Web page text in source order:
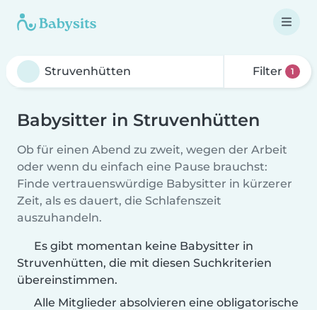
Filter 1
Babysitter in Struvenhütten
Ob für einen Abend zu zweit, wegen der Arbeit
oder wenn du einfach eine Pause brauchst:
Finde vertrauenswürdige Babysitter in kürzerer
Zeit, als es dauert, die Schlafenszeit
auszuhandeln.
Es gibt momentan keine Babysitter in
Struvenhütten, die mit diesen Suchkriterien
übereinstimmen.
Alle Mitglieder absolvieren eine obligatorische